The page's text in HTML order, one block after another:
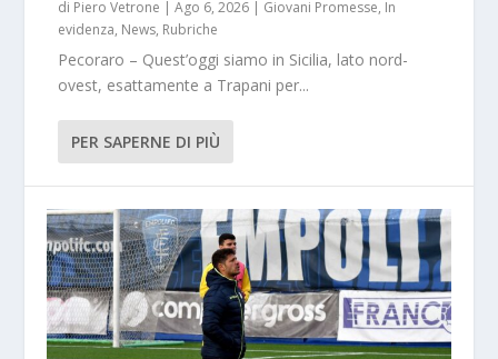
di Piero Vetrone |Ago 6, 2026 | Giovani Promesse, In
evidenza, News, Rubriche
Pecoraro – Quest’oggi siamo in Sicilia, lato nord-
ovest, esattamente a Trapani per...
PER SAPERNE DI PIÙ